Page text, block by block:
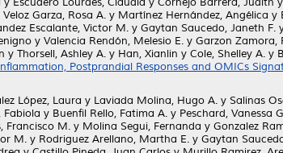
Veloz Garza, Rosa A. y Martínez Hernández, Angélica y
Escalante, Victor M. y Gaytan Saucedo, Janeth F.
y Valencia Rendón, Melesio E. y Garzon Zamora,
y Thorsell, Ashley A. y Han, Xianlin y Cole, Shelley A. y
Postprandial Responses and OMICs
López, Laura y Laviada Molina, Hugo A. y Salinas
Fabiola y Buenfil Rello, Fatima A. y Peschard, Vanessa
Francisco M. y Molina Segui, Fernanda y Gonzalez
M. y Rodriguez Arellano, Martha E. y Gaytan